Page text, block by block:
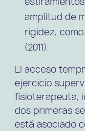
amplitud de
rigidez,
(2011).
El acceso
ejercicio
fisioterapeuta,
dos primeras
está asociado